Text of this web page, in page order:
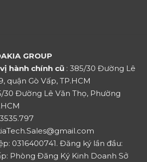
GROUP
hành chính cũ : 385/30 Đường Lê
quận Gò Vấp, TP.HCM
30 Đường Lê Văn Thọ, Phường
0316400741. Đăng ký lần đầu:
Phòng Đăng Ký Kinh Doanh Sở